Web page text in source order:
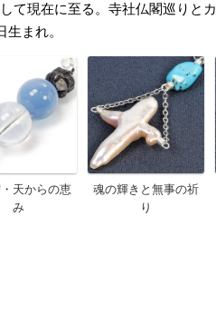
て現在に至る。寺社仏閣巡りと
生まれ。
天からの恵
み
魂の輝きと無事の祈
り